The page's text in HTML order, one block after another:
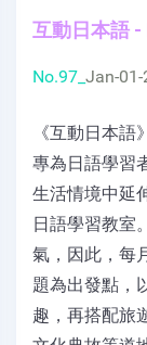
互動日本語 -
No.97_ Jan-01-
《互動日本
專為日語學習
生活情境中延
日語學習教室
氣，因此，每
題為出發點，
趣，再搭配旅